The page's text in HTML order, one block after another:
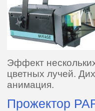
Эффект
цветных лучей.
анимация.
Прожектор